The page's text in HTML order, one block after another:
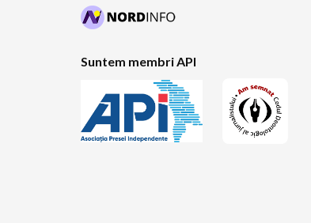
Suntem membri API